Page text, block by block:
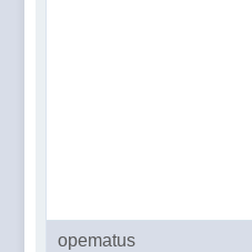
opematus